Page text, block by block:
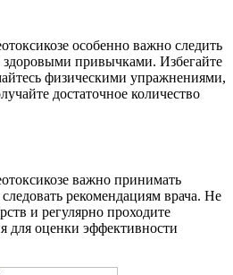
особенно важно следить
привычками. Избегайте
физическими упражнениями,
достаточное количество
важно принимать
рекомендациям врача. Не
и регулярно проходите
для оценки эффективности